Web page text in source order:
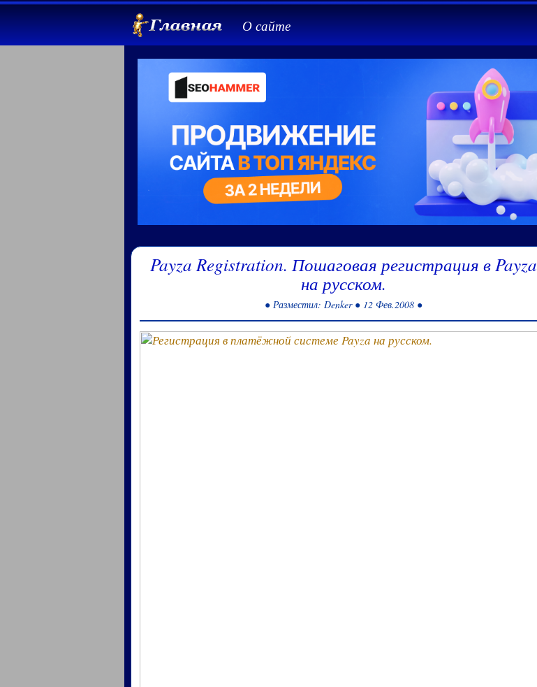
О сайте
Payza Registration. Пошаговая регистрация в Payza
на русском.
● Разместил: Denker ● 12 Фев.2008 ●